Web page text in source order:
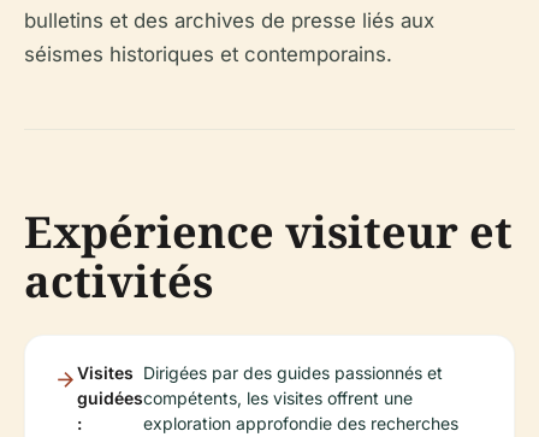
bulletins et des archives de presse liés aux
séismes historiques et contemporains.
Expérience visiteur et
activités
Visites
guidées
:
Dirigées par des guides passionnés et
compétents, les visites offrent une
exploration approfondie des recherches